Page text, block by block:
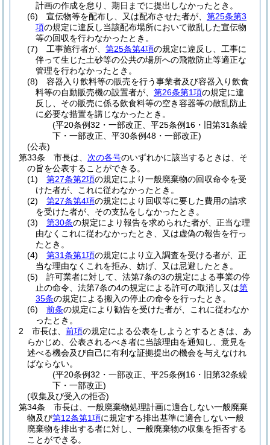
計画の作成を怠り、期日までに提出しなかったとき。
(6)
宣伝物等を配布し、又は配布させた者が、 第25条第3
項の規定に違反し当該配布場所において散乱した宣伝物
等の回収を行わなかったとき。
(7)
工事施行者が、 第25条第4項の規定に違反し、工事に
伴って生じた土砂等の公共の場所への飛散防止等適正な
管理を行わなかったとき。
(8)
容器入り飲料等の販売を行う事業者及び容器入り飲食
料等の自動販売機の設置者が、 第26条第1項の規定に違
反し、その販売に係る飲食料等の空き容器等の散乱防止
に必要な措置を講じなかったとき。
(平20条例32・一部改正、平25条例16・旧第31条繰
下・一部改正、平30条例48・一部改正)
(公表)
第33条
市長は、 次の各号のいずれかに該当するときは、そ
の旨を公表することができる。
(1)
第27条第2項の規定により一般廃棄物の回収命令を受
けた者が、これに従わなかったとき。
(2)
第27条第4項の規定により回収等に要した費用の請求
を受けた者が、その支払をしなかったとき。
(3)
第30条の規定により報告を求められた者が、正当な理
由なくこれに従わなかったとき、又は虚偽の報告を行っ
たとき。
(4)
第31条第1項の規定により立入調査を受ける者が、正
当な理由なくこれを拒み、妨げ、又は忌避したとき。
(5)
許可業者に対して、法第7条の3の規定による事業の停
止の命令、法第7条の4の規定による許可の取消し又は第
35条の規定による搬入の停止の命令を行ったとき。
(6)
前条の規定により勧告を受けた者が、これに従わなか
ったとき。
2
市長は、 前項の規定による公表をしようとするときは、あ
らかじめ、公表されるべき者に当該理由を通知し、意見を
述べる機会及び自己に有利な証拠提出の機会を与えなけれ
ばならない。
(平20条例32・一部改正、平25条例16・旧第32条繰
下・一部改正)
(収集及び受入の拒否)
第34条
市長は、一般廃棄物処理計画に適合しない一般廃棄
物及び第12条第1項に規定する排出基準に適合しない一般
廃棄物を排出する者に対し、一般廃棄物の収集を拒否する
ことができる。